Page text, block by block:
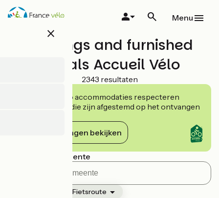
Overslaan
en
close
Menu
Lodgings and furnished
rentals Accueil Vélo
2343 resultaten
De Accueil Vélo accommodaties respecteren
verplichtingen die zijn afgestemd op het ontvangen
De verplichtingen bekijken
Zoeken per gemeente
Fietsroute